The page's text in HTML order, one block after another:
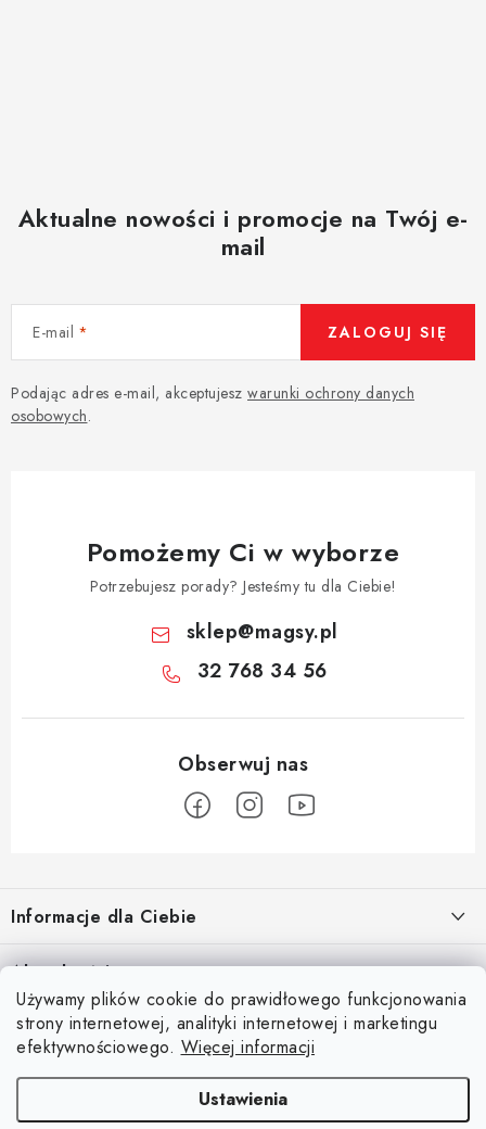
Używamy plików cookie do prawidłowego funkcjonowania
strony internetowej, analityki internetowej i marketingu
efektywnościowego. Więcej informacji
Ustawienia
Aktualne nowości i promocje na Twój e-
mail
E-mail
Podając adres e-mail, akceptujesz warunki ochrony danych
osobowych.
ZALOGUJ SIĘ
Pomożemy Ci w wyborze
Potrzebujesz porady? Jesteśmy tu dla Ciebie!
sklep@magsy.pl
32 768 34 56
o
p
Informacje dla Ciebie
O nas
Regulamin e-sklepu
Ochrona danych osobowych
Blog
Kontakty
Aktualności
Odkryj magię kieszeni magnetycznych
15.4.2025
Facebook